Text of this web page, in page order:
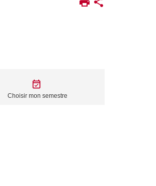
CALL
TO
Choisir mon semestre